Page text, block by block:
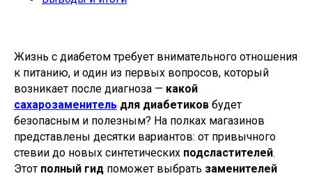
Жизнь с диабетом требует внимательного отношения
к питанию, и один из первых вопросов, который
возникает после диагноза — какой
сахарозаменитель для диабетиков будет
безопасным и полезным? На полках магазинов
представлены десятки вариантов: от привычного
стевии до новых синтетических подсластителей.
Этот полный гид поможет выбрать заменителей